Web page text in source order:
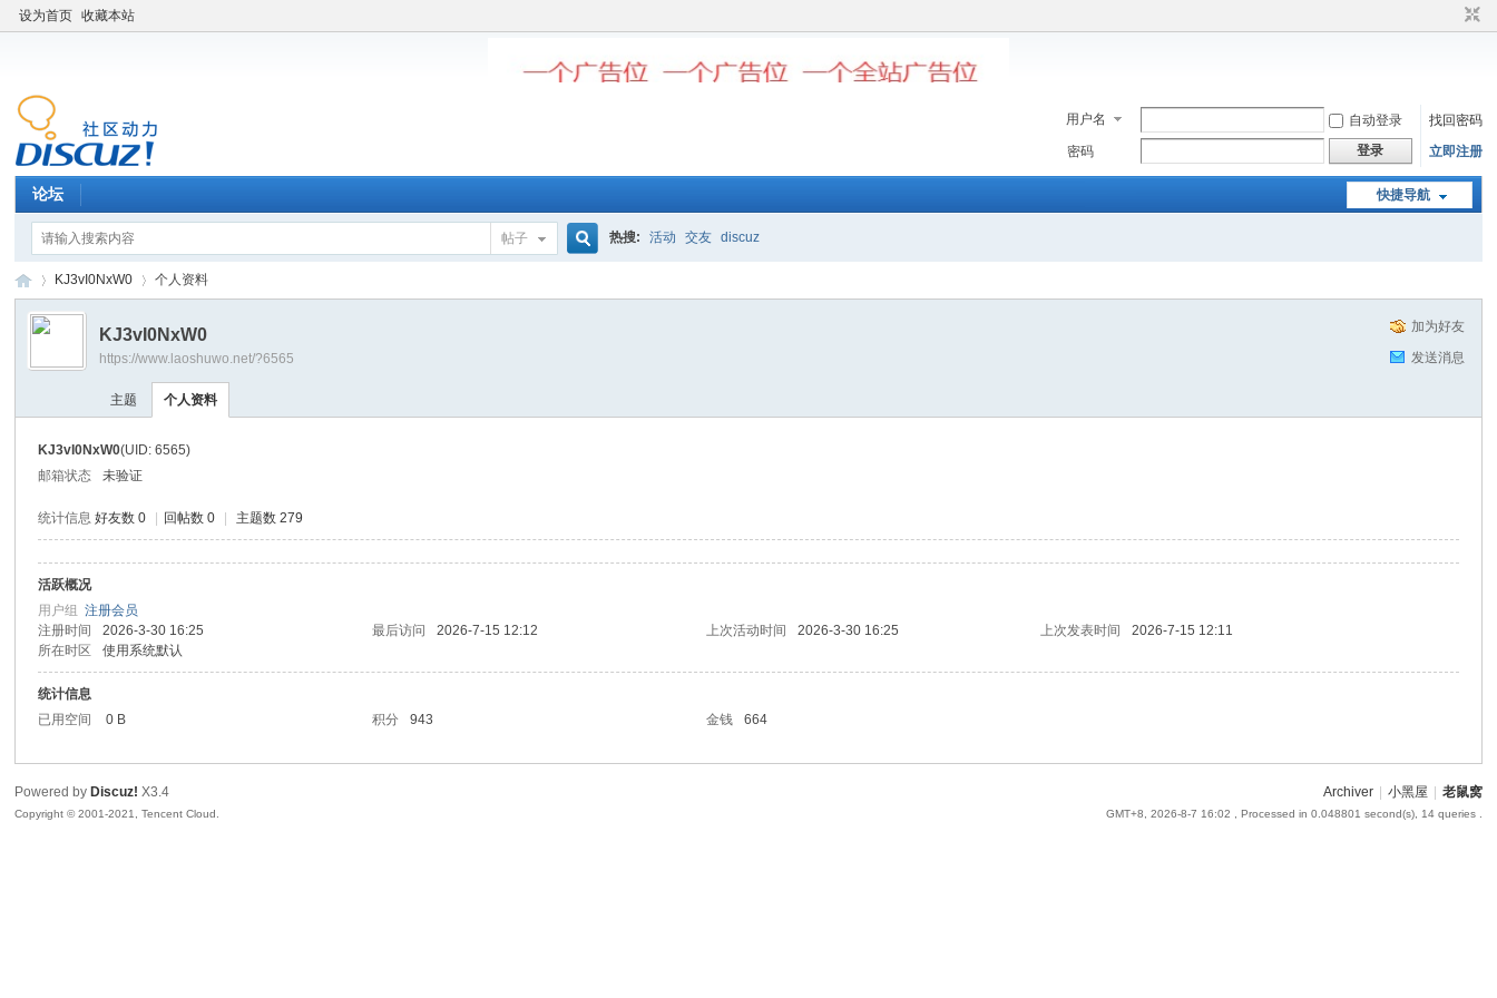
设为首页 收藏本站
用户名 自动登录
找回密码
密码
登录 立即注册
快捷导航
论坛
帖子 热搜: 活动 交友 discuz
窝
›
KJ3vI0NxW0 个人资料
加为好友
发送消息
KJ3vI0NxW0
https://www.laoshuwo.net/?6565
主题 个人资料
KJ3vI0NxW0(UID: 6565)
邮箱状态
未验证
统计信息 好友数 0 回帖数 0 主题数 279
活跃概况
用户组注册会员
注册时间
2026-3-30 16:25 最后访问 2026-7-15 12:12 上次活动时间 2026-3-30 16:25 上次发表时间
2026-7-15 12:11
所在时区
使用系统默认
统计信息
已用空间
0 B 积分 943 金钱 664
Archiver 小黑屋 老鼠窝
GMT+8, 2026-8-7 16:02 , Processed in 0.048801 second(s), 14 queries .
Powered by Discuz! X3.4
Copyright © 2001-2021, Tencent Cloud.